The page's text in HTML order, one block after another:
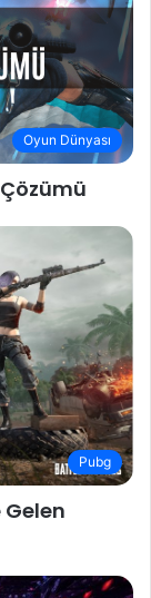
Oyun Dünyası
Pubg
Gelen